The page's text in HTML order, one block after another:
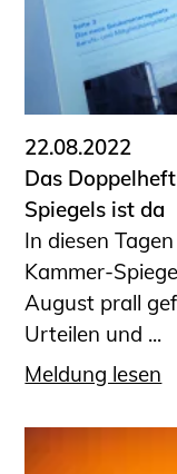
22.08.2022
Das
Spiegels ist da
In diesen
Kammer-
August prall
Urteilen und ...
Meldung lesen